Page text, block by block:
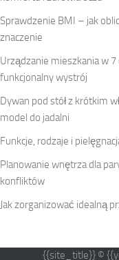
Sprawdzenie BMI – jak
znaczenie
Urządzanie mieszkania w 7
funkcjonalny wystrój
Dywan pod stół z krótkim
model do jadalni
Funkcje, rodzaje i
Planowanie wnętrza dla
konfliktów
Jak zorganizować idealną
{{site_title}} ©